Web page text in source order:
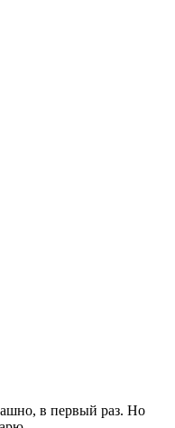
в первый раз. Но